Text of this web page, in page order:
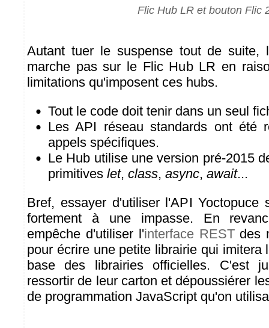
Flic Hub LR et bouton Flic
Autant tuer le suspense tout de suite,
marche pas sur le Flic Hub LR en
limitations qu'imposent ces hubs.
Tout le code doit tenir dans un seul
Les API réseau standards ont été
appels spécifiques.
Le Hub utilise une version pré-2015
primitives let, class, async, await...
Bref, essayer d'utiliser l'API Yoctopuce
fortement à une impasse. En
empêche d'utiliser l'interface RESTdes
pour écrire une petite librairie qui imitera
base des librairies officielles. C'est
ressortir de leur carton et dépoussiérer
de programmation JavaScript qu'on